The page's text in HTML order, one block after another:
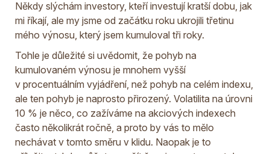
Někdy slýchám investory, kteří investují kratší dobu, jak
mi říkají, ale my jsme od začátku roku ukrojili třetinu
mého výnosu, který jsem kumuloval tři roky.
Tohle je důležité si uvědomit, že pohyb na
kumulovaném výnosu je mnohem vyšší
v procentuálním vyjádření, než pohyb na celém indexu,
ale ten pohyb je naprosto přirozený. Volatilita na úrovni
10 % je něco, co zažíváme na akciových indexech
často několikrát ročně, a proto by vás to mělo
nechávat v tomto směru v klidu. Naopak je to